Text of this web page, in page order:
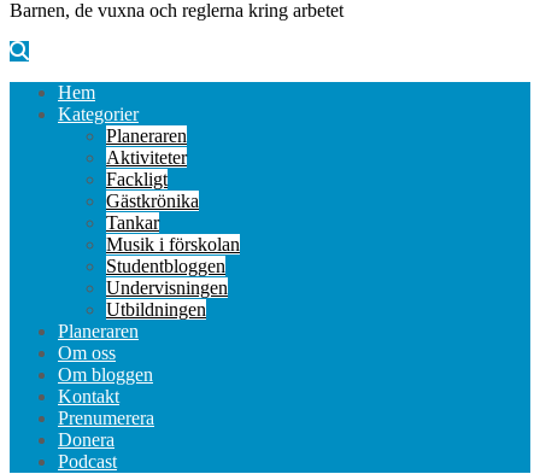
Barnen, de vuxna och reglerna kring arbetet
Hem
Kategorier
Planeraren
Aktiviteter
Fackligt
Gästkrönika
Tankar
Musik i förskolan
Studentbloggen
Undervisningen
Utbildningen
Planeraren
Om oss
Om bloggen
Kontakt
Prenumerera
Donera
Podcast